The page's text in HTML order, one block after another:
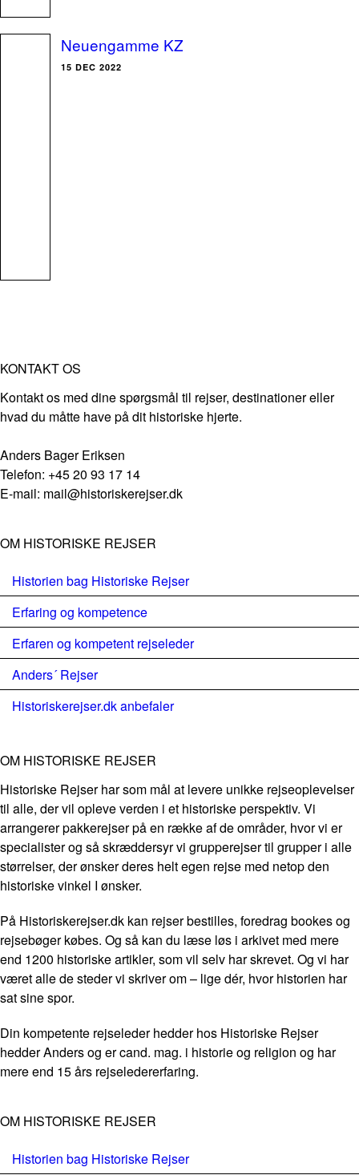
Neuengamme KZ
15 DEC 2022
KONTAKT OS
Kontakt os med dine spørgsmål til rejser, destinationer eller
hvad du måtte have på dit historiske hjerte.
Anders Bager Eriksen
Telefon: +45 20 93 17 14
E-mail: mail@historiskerejser.dk
OM HISTORISKE REJSER
Historien bag Historiske Rejser
Erfaring og kompetence
Erfaren og kompetent rejseleder
Anders´ Rejser
Historiskerejser.dk anbefaler
OM HISTORISKE REJSER
Historiske Rejser har som mål at levere unikke rejseoplevelser
til alle, der vil opleve verden i et historiske perspektiv. Vi
arrangerer pakkerejser på en række af de områder, hvor vi er
specialister og så skræddersyr vi grupperejser til grupper i alle
størrelser, der ønsker deres helt egen rejse med netop den
historiske vinkel I ønsker.
På Historiskerejser.dk kan rejser bestilles, foredrag bookes og
rejsebøger købes. Og så kan du læse løs i arkivet med mere
end 1200 historiske artikler, som vil selv har skrevet. Og vi har
været alle de steder vi skriver om – lige dér, hvor historien har
sat sine spor.
Din kompetente rejseleder hedder hos Historiske Rejser
hedder Anders og er cand. mag. i historie og religion og har
mere end 15 års rejseledererfaring.
OM HISTORISKE REJSER
Historien bag Historiske Rejser